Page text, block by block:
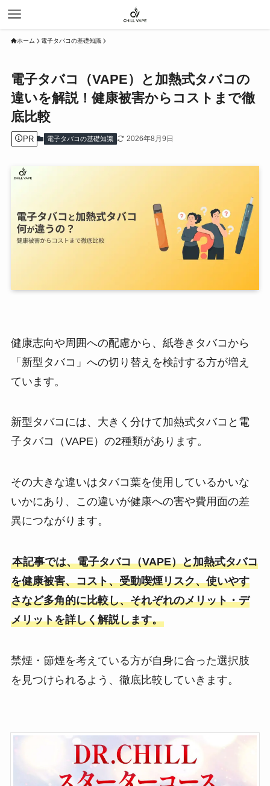
ホーム 電子タバコの基礎知識
電子タバコ（VAPE）と加熱式タバコの
違いを解説！健康被害からコストまで徹
底比較
PR 電子タバコの基礎知識 2026年8月9日
健康志向や周囲への配慮から、紙巻きタバコから
「新型タバコ」への切り替えを検討する方が増え
ています。
新型タバコには、大きく分けて加熱式タバコと電
子タバコ（VAPE）の2種類があります。
その大きな違いはタバコ葉を使用しているかいな
いかにあり、この違いが健康への害や費用面の差
異につながります​。
本記事では、電子タバコ（VAPE）と加熱式タバコ
を健康被害、コスト、受動喫煙リスク、使いやす
さなど多角的に比較し、それぞれのメリット・デ
メリットを詳しく解説します。
禁煙・節煙を考えている方が自身に合った選択肢
を見つけられるよう、徹底比較していきます。